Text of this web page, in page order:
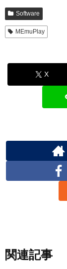
Software
MEmuPlay
X
関連記事